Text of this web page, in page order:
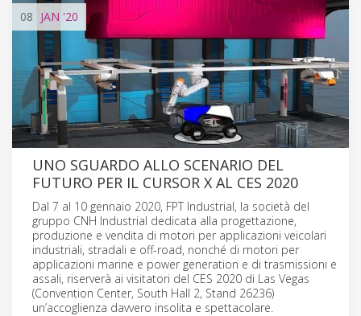
08 JAN '20
UNO SGUARDO ALLO SCENARIO DEL
FUTURO PER IL CURSOR X AL CES 2020
Dal 7 al 10 gennaio 2020, FPT Industrial, la società del
gruppo CNH Industrial dedicata alla progettazione,
produzione e vendita di motori per applicazioni veicolari
industriali, stradali e off-road, nonché di motori per
applicazioni marine e power generation e di trasmissioni e
assali, riserverà ai visitatori del CES 2020 di Las Vegas
(Convention Center, South Hall 2, Stand 26236)
un’accoglienza davvero insolita e spettacolare.